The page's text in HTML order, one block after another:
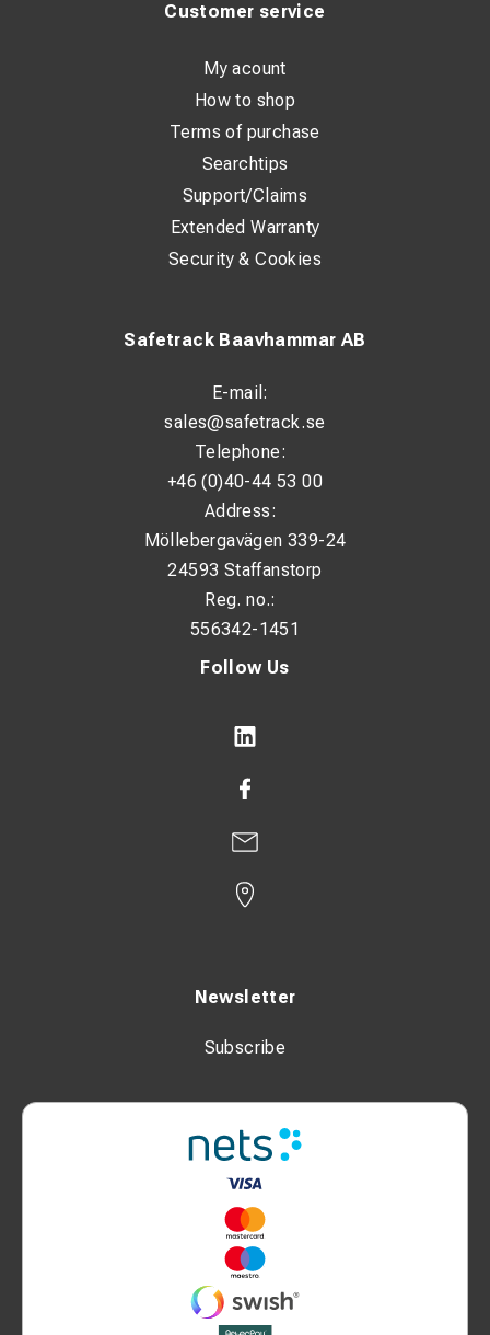
Follow Us
Newsletter
Subscribe
Safetrack Baavhammar AB
E-mail:
sales@safetrack.se
Telephone:
+46 (0)40-44 53 00
Address:
Möllebergavägen 339-24
24593 Staffanstorp
Reg. no.:
556342-1451
Customer service
My acount
How to shop
Terms of purchase
Searchtips
Support/Claims
Extended Warranty
Security & Cookies